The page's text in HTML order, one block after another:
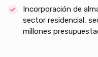
Incorporación de
sector residencial,
millones